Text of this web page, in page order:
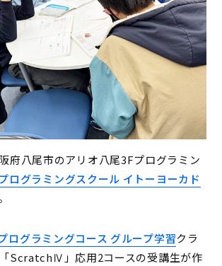
府八尾市のアリオ八尾3Fプログラミン
ログラミングスクール イトーヨーカド
ログラミングコース グループ学習クラ
ScratchⅣ」応用2コースの受講生が作